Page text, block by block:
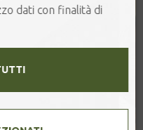
dati con finalità di